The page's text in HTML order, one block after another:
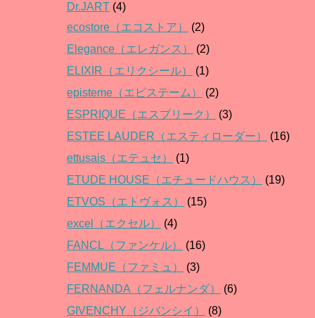
Dr.JART (4)
ecostore（エコストア）
(2)
Elegance（エレガンス）
(2)
ELIXIR（エリクシール）
(1)
episteme（エピステーム）
(2)
ESPRIQUE（エスプリーク）
(3)
ESTEE LAUDER（エスティローダー）
(16)
ettusais（エテュセ）
(1)
ETUDE HOUSE（エチュードハウス）
(19)
ETVOS（エトヴォス）
(15)
excel（エクセル）
(4)
FANCL（ファンケル）
(16)
FEMMUE（ファミュ）
(3)
FERNANDA（フェルナンダ）
(6)
GIVENCHY（ジバンシイ）
(8)